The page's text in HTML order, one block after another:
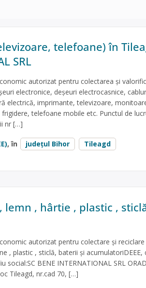
telefoane) în
SRL
autorizat pentru colectarea și
electronice, deșeuri electrocasnice,
electrică, imprimante, televizoare,
telefoane mobile etc. Punctul de
nr […]
, în județul Bihor Tileagd
lemn , hârtie , plastic ,
autorizat pentru colectare și reciclare
, plastic , sticlă, baterii și acumulatoriDEEE,
BENE INTERNATIONAL SRL
Tileagd, nr.cad 70, […]